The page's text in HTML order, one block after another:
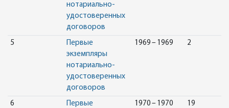
нотариально-
удостоверенных
договоров
5
Первые
экземпляры
нотариально-
удостоверенных
договоров
1969 – 1969 2
6
Первые
1970 – 1970 19